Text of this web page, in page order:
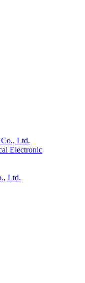
Ltd.
Electronic
Ltd.